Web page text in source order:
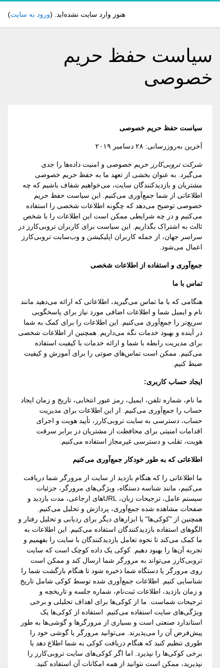
هنوز وارد سایت نشده‌اید. (ورود به سایت)
سیاست حفظ حریم
خصوصی
سیاست حفظ حریم خصوصی
آخرین به‌روزرسانی: ۲۸ دسامبر ۲۰۱۹
شرکت تروبی‌کارز
حریم خصوصی و امنیت داده‌ها را جدی
می‌گیرد. به عنوان بخشی از تعهد ما به حفظ حریم خصوصی
مشتریان و بازدیدکنندگان سایت، می‌خواهیم شفاف باشیم که چه
اطلاعاتی از شما جمع‌آوری می‌کنیم. این سیاست حفظ حریم
خصوصی توضیح می‌دهد که چگونه اطلاعات شخصی را استفاده
می‌کنیم و در چه شرایطی ممکن است این اطلاعات را با شخص
ثالث به اشتراک بگذاریم. این سیاست برای کاربران تروبی‌کارز در
سراسر جهان، از جمله کاربران اپلیکیشن و وب‌سایت تروبی‌کارز
اعمال می‌شود.
جمع‌آوری و استفاده از اطلاعات شخصی
تماس با ما
هنگامی که با ما تماس می‌گیرید، اطلاعاتی که ارائه می‌دهید مانند
نام و ایمیل شما و اطلاعات اضافی مورد نیاز برای پاسخگویی
سریع‌تر را جمع‌آوری می‌کنیم. این اطلاعات را برای کمک به شما
در آینده و بهبود خدمات نگه می‌داریم. همچنین از اطلاعات شخصی
برای مدیریت رابطه با شما و ارائه خدمات با کیفیت استفاده
می‌کنیم. ممکن است تماس‌های صوتی را برای آموزش و کیفیت
ضبط کنیم.
ایجاد حساب کاربری:
ما نام، شماره تلفن، ایمیل، رمز عبور انتخابی، تاریخ و زمان ایجاد
حساب را جمع‌آوری می‌کنیم. از این اطلاعات برای مدیریت
حساب، دسترسی به سایت تروبی‌کارز، تأیید هویت و اجرای
اقدامات امنیتی برای محافظت از مشتریان در برابر سرقت
هویت، تقلب و دسترسی غیرمجاز استفاده می‌کنیم.
اطلاعاتی که به طور خودکار جمع‌آوری می‌کنیم
ما اطلاعاتی را که هنگام بازدید از سایت از مرورگر شما دریافت
می‌کنیم، مانند شناسه دستگاه، ویژگی‌های مرورگر، جزئیات
سیستم عامل، ترجیحات زبان، URLهای ارجاعی، مدت بازدید و
صفحات مشاهده شده جمع‌آوری، پردازش و تحلیل می‌کنیم.
همچنین از "کوکی‌ها" یا ابزارهای دیگر برای ردیابی و تحلیل رفتار و
الگوهای استفاده بازدیدکنندگان استفاده می‌کنیم. این اطلاعات به
ما کمک می‌کند تا نحوه تعامل بازدیدکنندگان با سایت را بفهمیم و
تجربه آن‌ها را بهبود دهیم. کوکی یک داده کوچک است که سایت
تروبی‌کارز می‌تواند به مرورگر شما ارسال کند و ممکن است
روی مرورگر یا دستگاه شما ذخیره شود تا هنگام بازگشت شما را
شناسایی کنیم. اطلاعات جمع‌آوری شده توسط کوکی شامل تاریخ
و زمان بازدید، اطلاعات ثبت‌نام، شماره جلسه و تاریخچه و
ترجیحات شماست. ما از کوکی‌ها برای اهداف تحلیلی و برخی
ویژگی‌های سایت استفاده می‌کنیم. استفاده از کوکی‌ها یک
استاندارد صنعتی است و بسیاری از مرورگرها و گوشی‌ها به طور
پیش‌فرض آن را می‌پذیرند. می‌توانید مرورگر یا گوشی خود را
طوری تنظیم کنید که هنگام دریافت کوکی به شما اطلاع دهد یا
برخی کوکی‌ها را نپذیرد. اما اگر کوکی‌های سایت تروبی‌کارز را
نپذیرید، ممکن است نتوانید از همه امکانات آن استفاده کنید.